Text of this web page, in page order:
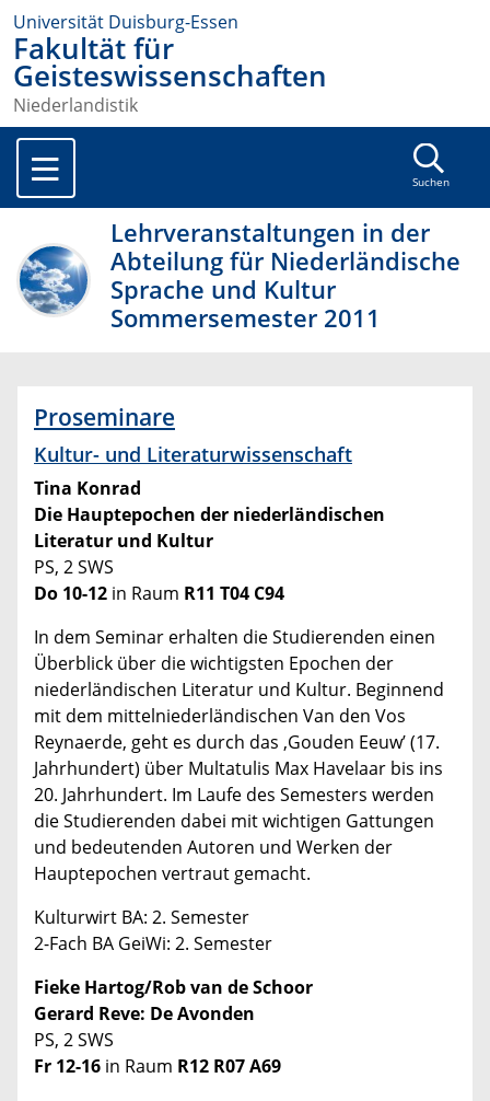
Universität Duisburg-Essen
Fakultät für
Geisteswissenschaften
Niederlandistik
Suchen
Lehrveranstaltungen in der
Abteilung für Niederländische
Sprache und Kultur
Sommersemester 2011
Proseminare
Kultur- und Literaturwissenschaft
Tina Konrad
Die Hauptepochen der niederländischen
Literatur und Kultur
PS, 2 SWS
Do 10-12 in Raum R11 T04 C94
In dem Seminar erhalten die Studierenden einen
Überblick über die wichtigsten Epochen der
niederländischen Literatur und Kultur. Beginnend
mit dem mittelniederländischen Van den Vos
Reynaerde, geht es durch das ‚Gouden Eeuw’ (17.
Jahrhundert) über Multatulis Max Havelaar bis ins
20. Jahrhundert. Im Laufe des Semesters werden
die Studierenden dabei mit wichtigen Gattungen
und bedeutenden Autoren und Werken der
Hauptepochen vertraut gemacht.
Kulturwirt BA: 2. Semester
2-Fach BA GeiWi: 2. Semester
Fieke Hartog/Rob van de Schoor
Gerard Reve: De Avonden
PS, 2 SWS
Fr 12-16 in Raum R12 R07 A69